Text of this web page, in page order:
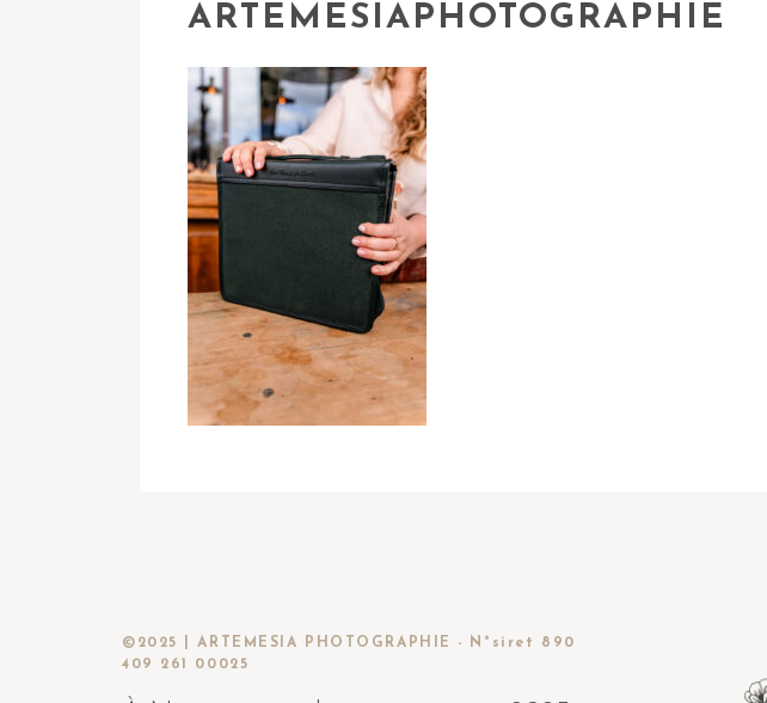
ARTEMESIAPHOTOGRAPHIE
©2025 | ARTEMESIA PHOTOGRAPHIE - N°siret 890
409 261 00025